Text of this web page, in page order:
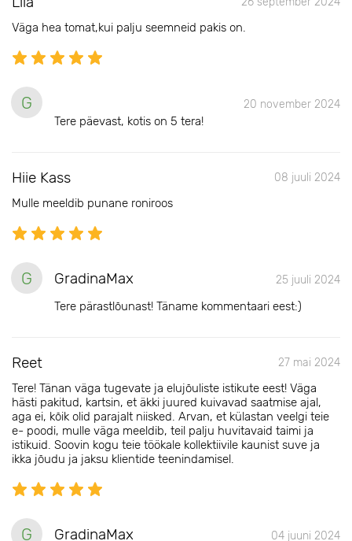
Väga hea tomat,kui palju seemneid pakis on.
G 20 november 2024
Tere päevast, kotis on 5 tera!
Hiie Kass 08 juuli 2024
Mulle meeldib punane roniroos
G GradinaMax 25 juuli 2024
Tere pärastlõunast! Täname kommentaari eest:)
Reet 27 mai 2024
Tere! Tänan väga tugevate ja elujõuliste istikute eest! Väga
hästi pakitud, kartsin, et äkki juured kuivavad saatmise ajal,
aga ei, kõik olid parajalt niisked. Arvan, et külastan veelgi teie
e- poodi, mulle väga meeldib, teil palju huvitavaid taimi ja
istikuid. Soovin kogu teie töökale kollektiivile kaunist suve ja
ikka jõudu ja jaksu klientide teenindamisel.
G GradinaMax 04 juuni 2024